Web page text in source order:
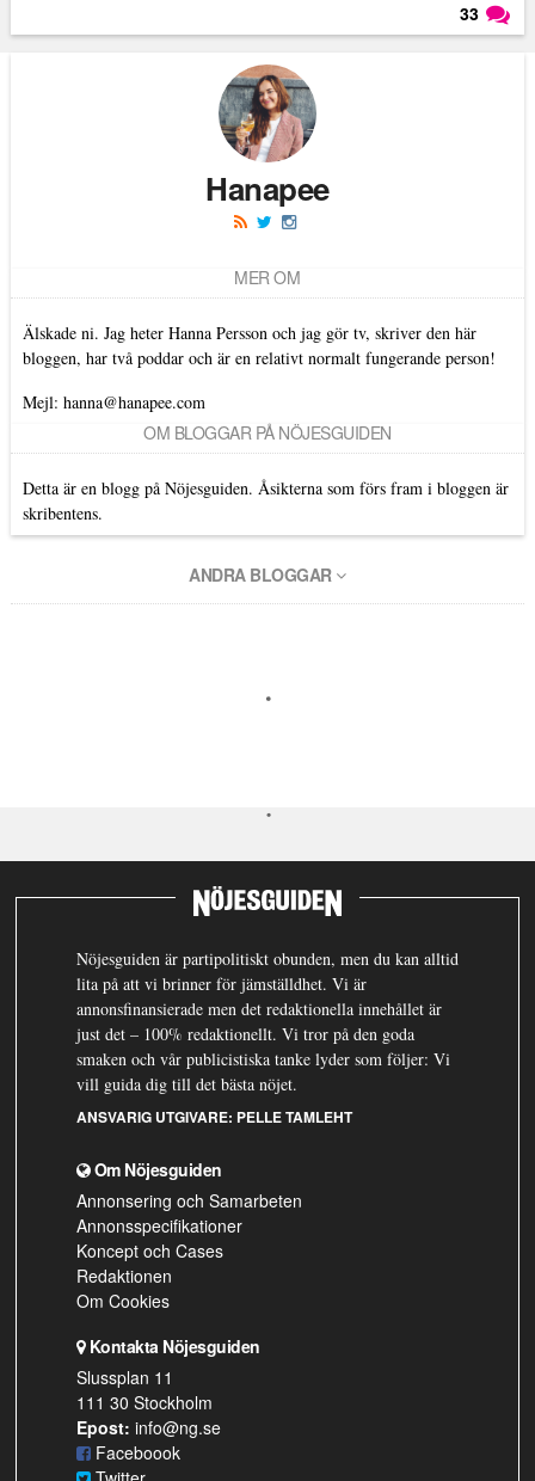
33
Hanapee
MER OM
Älskade ni. Jag heter Hanna Persson och jag gör tv, skriver den här
bloggen, har två poddar och är en relativt normalt fungerande person!
Mejl: hanna@hanapee.com
OM BLOGGAR PÅ NÖJESGUIDEN
Detta är en blogg på Nöjesguiden. Åsikterna som förs fram i bloggen är
skribentens.
ANDRA BLOGGAR
Nöjesguiden är partipolitiskt obunden, men du kan alltid
lita på att vi brinner för jämställdhet. Vi är
annonsfinansierade men det redaktionella innehållet är
just det – 100% redaktionellt. Vi tror på den goda
smaken och vår publicistiska tanke lyder som följer: Vi
vill guida dig till det bästa nöjet.
ANSVARIG UTGIVARE: PELLE TAMLEHT
Om Nöjesguiden
Annonsering och Samarbeten
Annonsspecifikationer
Koncept och Cases
Redaktionen
Om Cookies
Kontakta Nöjesguiden
Slussplan 11
111 30 Stockholm
Epost: info@ng.se
Faceboook